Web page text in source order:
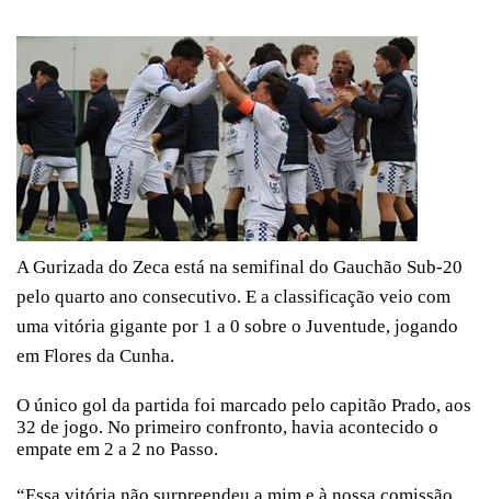
A Gurizada do Zeca está na semifinal do Gauchão Sub-20
pelo quarto ano consecutivo. E a classificação veio com
uma vitória gigante por 1 a 0 sobre o Juventude, jogando
em Flores da Cunha.
O único gol da partida foi marcado pelo capitão Prado, aos
32 de jogo. No primeiro confronto, havia acontecido o
empate em 2 a 2 no Passo.